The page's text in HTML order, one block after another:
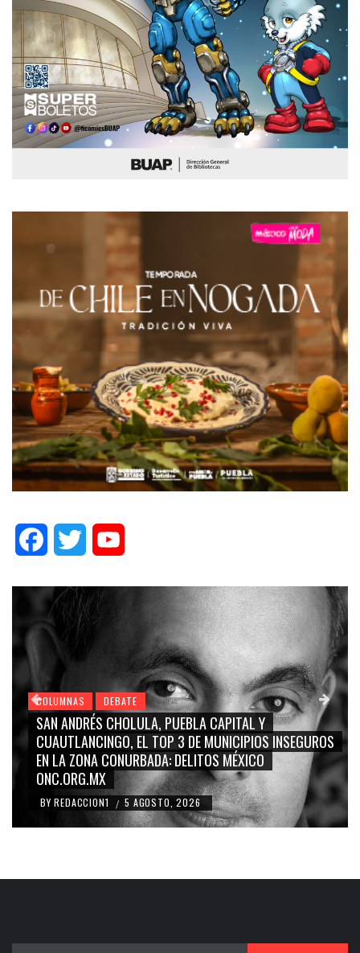
FacebookTwitter
COLUMNAS DEBATE
GRACE PALOMARES, NAY SALVATORI, SERGIO MAYER,
CARMEN SALINAS “LA CORCHOLATA”, CUAUHTÉMOC
BLANCO, SILVIA PINAL: LA TRIVIALIZACIÓN Y
RIDICULIZACIÓN DE LA REPRESENTACIÓN CIUDADANA
BY REDACCION1 / 4 AGOSTO, 2026